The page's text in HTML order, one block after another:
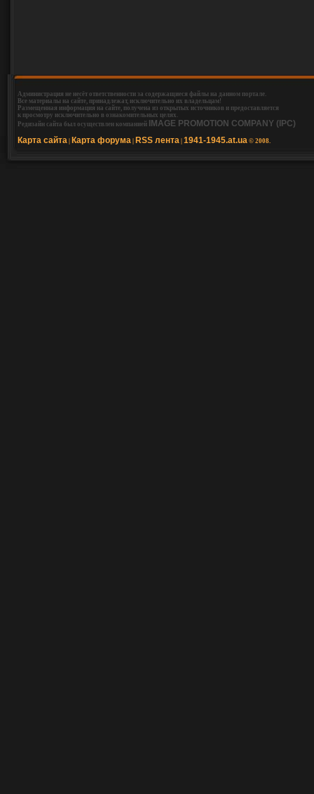
Администрация не несёт ответственности за содержащиеся файлы на данном портале.
Все материалы на сайте, принадлежат, исключительно их владельцам!
Размещенная информация на сайте, получена из открытых источников и предоставляется
к просмотру исключительно в ознакомительных целях.
Редизайн сайта был осуществлен компанией
IMAGE PROMOTION COMPANY (IPC)
Карта сайта Карта форума RSS лента 1941-1945.at.ua © 2008.